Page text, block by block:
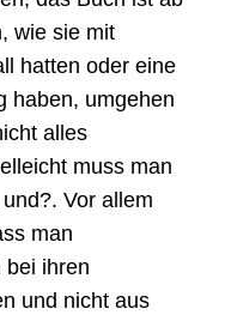
wie sie mit
hatten oder eine
haben, umgehen
alles
muss man
Vor allem
man
bei ihren
und nicht aus